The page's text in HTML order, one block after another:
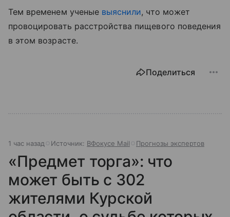
Тем временем ученые выяснили, что может
провоцировать расстройства пищевого поведения
в этом возрасте.
Поделиться
1 час назад Источник: ВФокусе Mail Прогнозы экспертов
«Предмет торга»: что
может быть с 302
жителями Курской